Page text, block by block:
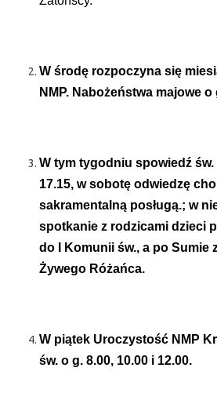
W środę rozpoczyna się
NMP. Nabożeństwa majowe o
W tym tygodniu spowiedź św.
17.15, w sobotę odwiedzę
sakramentalną posługą.; w
spotkanie z rodzicami dzieci
do I Komunii św., a po Sumie
Żywego Różańca.
W piątek Uroczystość NMP
św. o g. 8.00, 10.00 i 12.00.